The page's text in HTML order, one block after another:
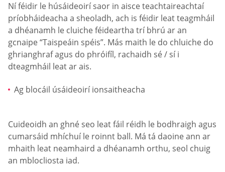
Ní féidir le húsáideoirí saor in aisce teachtaireachtaí
príobháideacha a sheoladh, ach is féidir leat teagmháil
a dhéanamh le cluiche féideartha trí bhrú ar an
gcnaipe “Taispeáin spéis”. Más maith le do chluiche do
ghrianghraf agus do phróifíl, rachaidh sé / sí i
dteagmháil leat ar ais.
Ag blocáil úsáideoirí ionsaitheacha
Cuideoidh an ghné seo leat fáil réidh le bodhraigh agus
cumarsáid mhíchuí le roinnt ball. Má tá daoine ann ar
mhaith leat neamhaird a dhéanamh orthu, seol chuig
an mblocliosta iad.